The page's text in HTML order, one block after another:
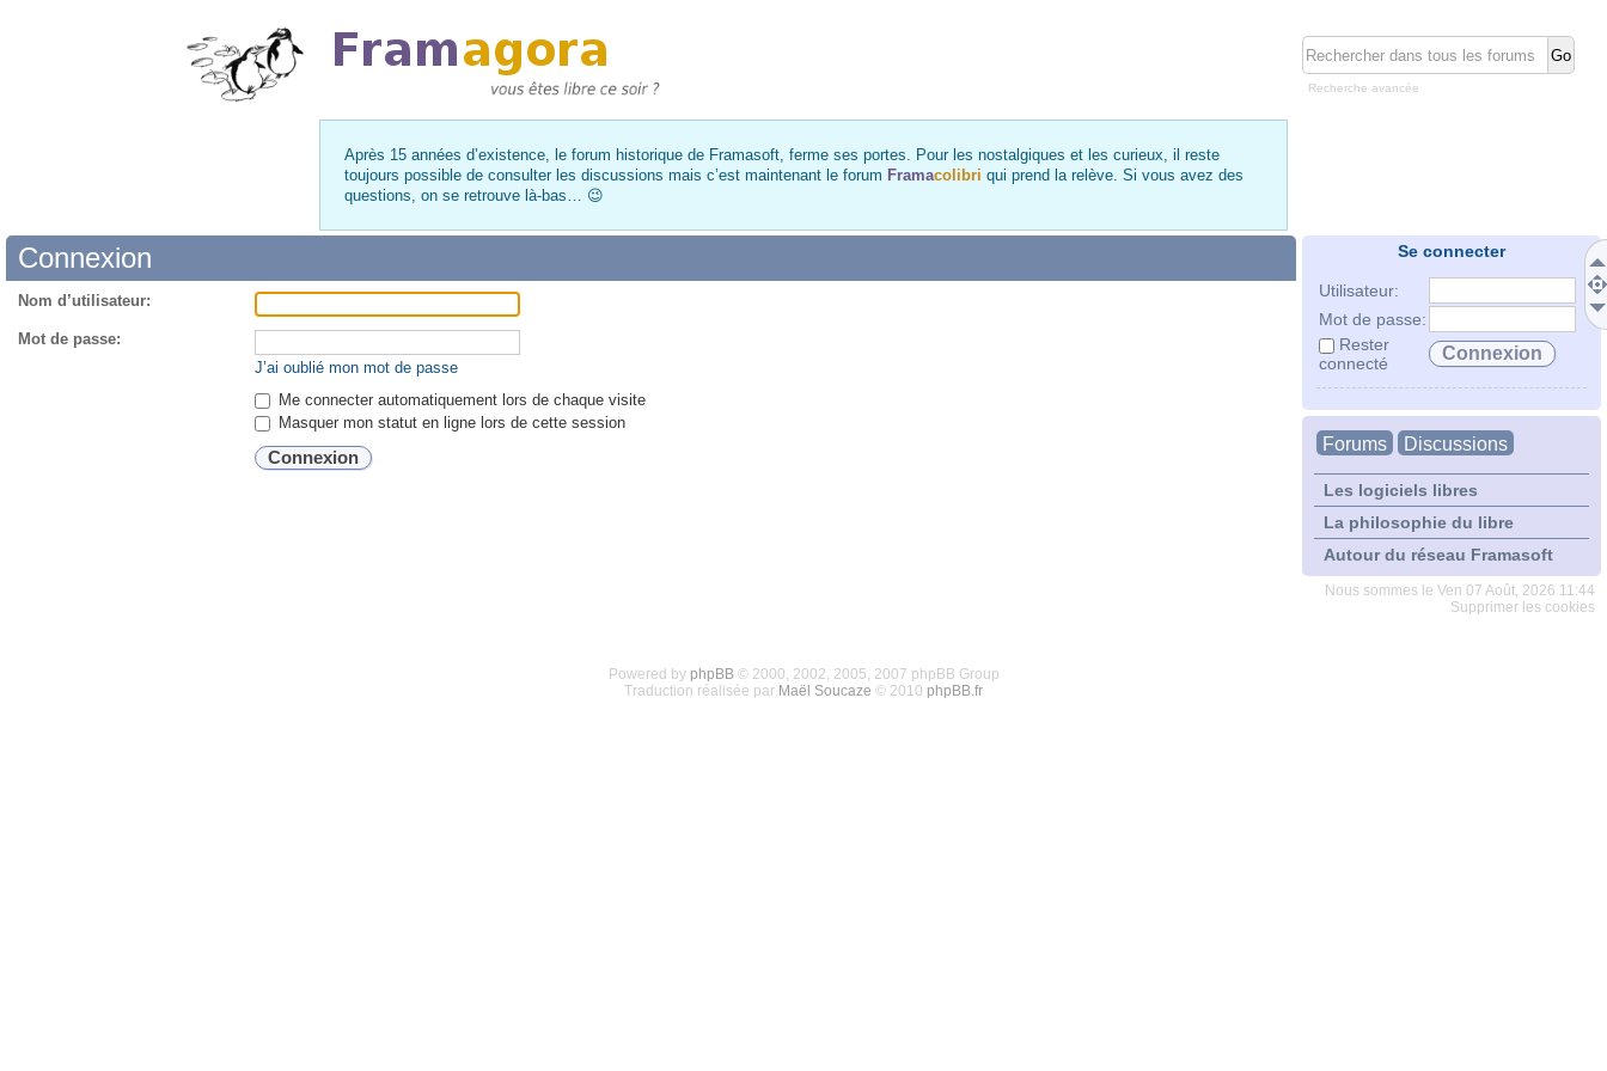
Recherche avancée
Après 15 années d’existence, le forum historique de Framasoft, ferme ses portes. Pour les nostalgiques et les curieux, il reste
toujours possible de consulter les discussions mais c’est maintenant le forum Framacolibri qui prend la relève. Si vous avez des
questions, on se retrouve là-bas… 😉
Se connecter
Utilisateur:
Mot de passe:
Rester
connecté
Forums Discussions
Les logiciels libres
La philosophie du libre
Autour du réseau Framasoft
Nous sommes le Ven 07 Août, 2026 11:44
Supprimer les cookies
Connexion
Nom d’utilisateur:
Mot de passe:
J’ai oublié mon mot de passe
Me connecter automatiquement lors de chaque visite
Masquer mon statut en ligne lors de cette session
Powered by phpBB© 2000, 2002, 2005, 2007 phpBB Group
Traduction réalisée par Maël Soucaze © 2010 phpBB.fr